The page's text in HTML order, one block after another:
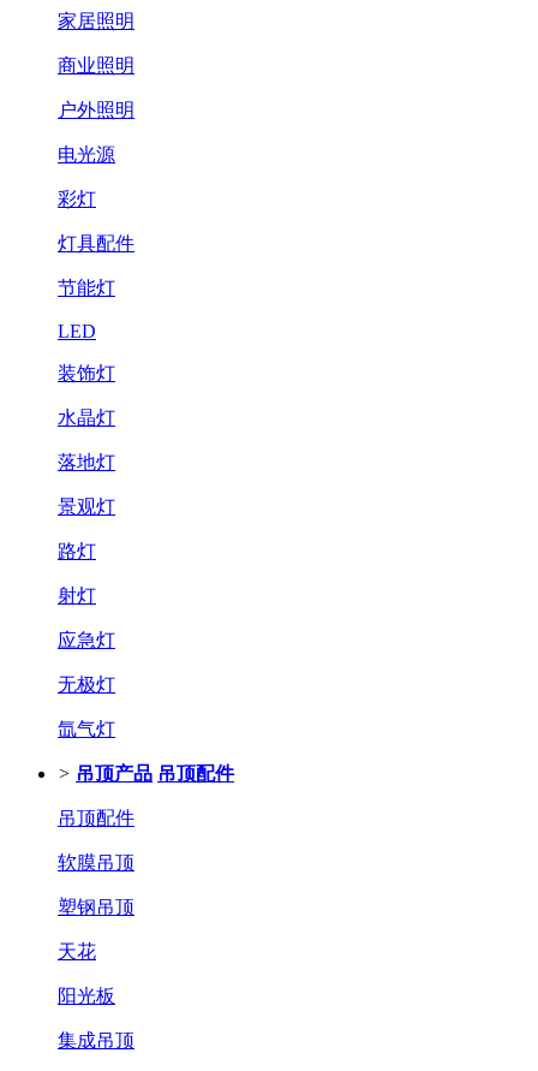
家居照明
商业照明
户外照明
电光源
彩灯
灯具配件
节能灯
LED
装饰灯
水晶灯
落地灯
景观灯
路灯
射灯
应急灯
无极灯
氙气灯
> 吊顶产品 吊顶配件
吊顶配件
软膜吊顶
塑钢吊顶
天花
阳光板
集成吊顶